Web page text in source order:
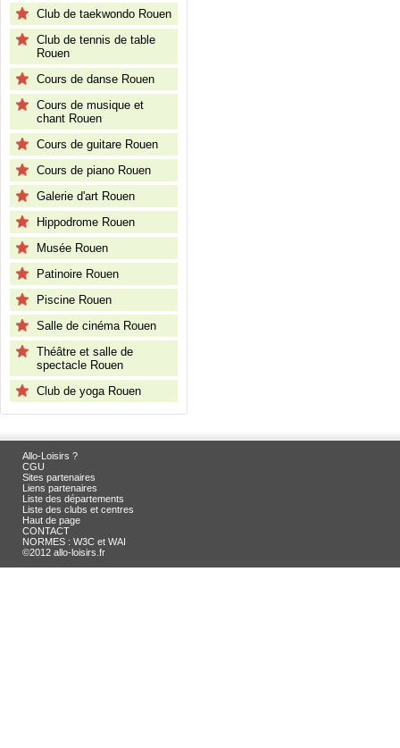
Club de taekwondo Rouen
Club de tennis de table
Rouen
Cours de danse Rouen
Cours de musique et
chant Rouen
Cours de guitare Rouen
Cours de piano Rouen
Galerie d'art Rouen
Hippodrome Rouen
Musée Rouen
Patinoire Rouen
Piscine Rouen
Salle de cinéma Rouen
Théâtre et salle de
spectacle Rouen
Club de yoga Rouen
Allo-Loisirs ?
CGU
Sites partenaires
Liens partenaires
Liste des départements
Liste des clubs et centres
Haut de page
CONTACT
NORMES : W3C et WAI
©2012 allo-loisirs.fr